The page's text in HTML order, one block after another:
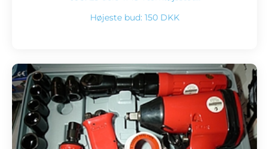
Højeste bud: 150 DKK